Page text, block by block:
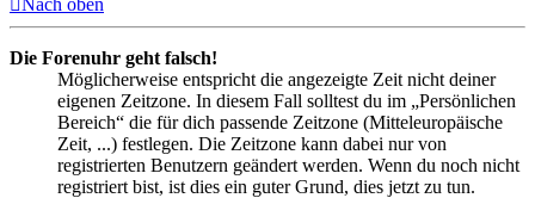
Nach oben
Die Forenuhr geht falsch!
Möglicherweise entspricht die angezeigte Zeit nicht deiner
eigenen Zeitzone. In diesem Fall solltest du im „Persönlichen
Bereich“ die für dich passende Zeitzone (Mitteleuropäische
Zeit, ...) festlegen. Die Zeitzone kann dabei nur von
registrierten Benutzern geändert werden. Wenn du noch nicht
registriert bist, ist dies ein guter Grund, dies jetzt zu tun.